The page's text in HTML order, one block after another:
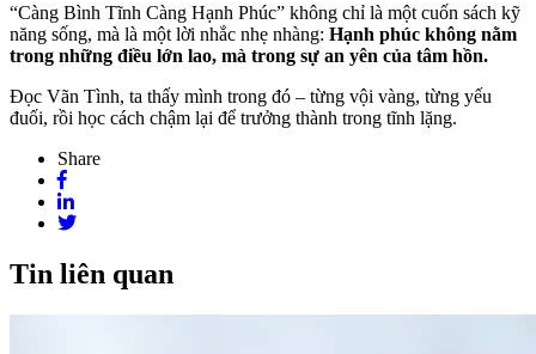
“Càng Bình Tĩnh Càng Hạnh Phúc” không chỉ là một cuốn sách kỹ
năng sống, mà là một lời nhắc nhẹ nhàng: Hạnh phúc không nằm
trong những điều lớn lao, mà trong sự an yên của tâm hồn.
Đọc Vãn Tình, ta thấy mình trong đó – từng vội vàng, từng yếu
đuối, rồi học cách chậm lại để trưởng thành trong tĩnh lặng.
Share
Tin liên quan